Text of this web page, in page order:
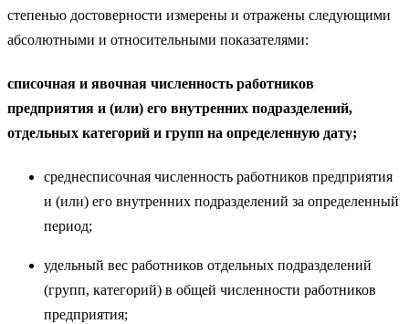
степенью достоверности измерены и отражены следующими
абсолютными и относительными показателями:
списочная и явочная численность работников
предприятия и (или) его внутренних подразделений,
отдельных категорий и групп на определенную дату;
среднесписочная численность работников предприятия
и (или) его внутренних подразделений за определенный
период;
удельный вес работников отдельных подразделений
(групп, категорий) в общей численности работников
предприятия;